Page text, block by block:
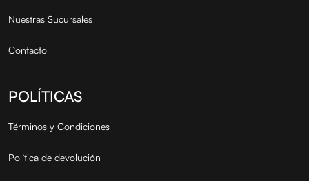
Nuestras Sucursales
Contacto
POLÍTICAS
Términos y Condiciones
Política de devolución